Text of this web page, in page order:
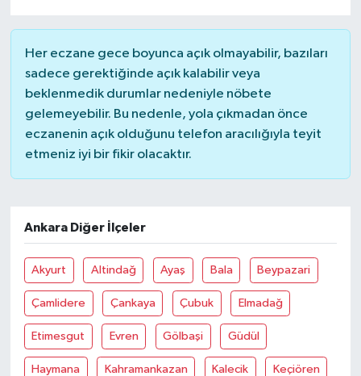
Her eczane gece boyunca açık olmayabilir, bazıları
sadece gerektiğinde açık kalabilir veya
beklenmedik durumlar nedeniyle nöbete
gelemeyebilir. Bu nedenle, yola çıkmadan önce
eczanenin açık olduğunu telefon aracılığıyla teyit
etmeniz iyi bir fikir olacaktır.
Ankara Diğer İlçeler
Akyurt Altindağ Ayaş Bala Beypazari
Çamlidere Çankaya Çubuk Elmadağ
Etimesgut Evren Gölbaşi Güdül
Haymana Kahramankazan Kalecik Keçiören